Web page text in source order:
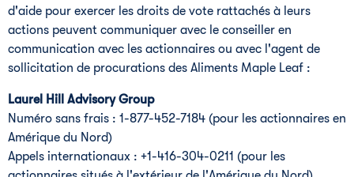
d'aide pour exercer les droits de vote rattachés à leurs
actions peuvent communiquer avec le conseiller en
communication avec les actionnaires ou avec l'agent de
sollicitation de procurations des Aliments Maple Leaf :
Laurel Hill Advisory Group
Numéro sans frais : 1-877-452-7184 (pour les actionnaires en
Amérique du Nord)
Appels internationaux : +1-416-304-0211 (pour les